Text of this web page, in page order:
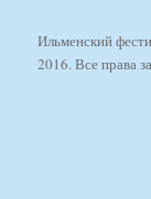
Ильменский
2016. Все права